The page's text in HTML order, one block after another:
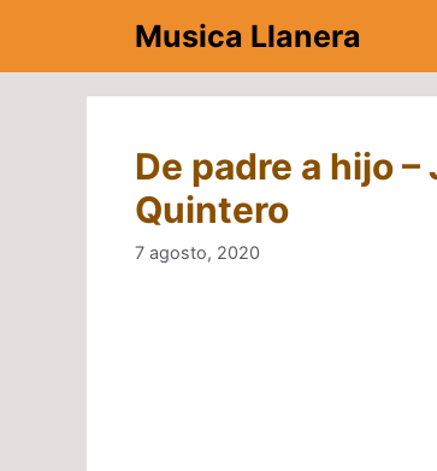
contenido
Musica Llanera
De padre a hijo
Quintero
7 agosto, 2020